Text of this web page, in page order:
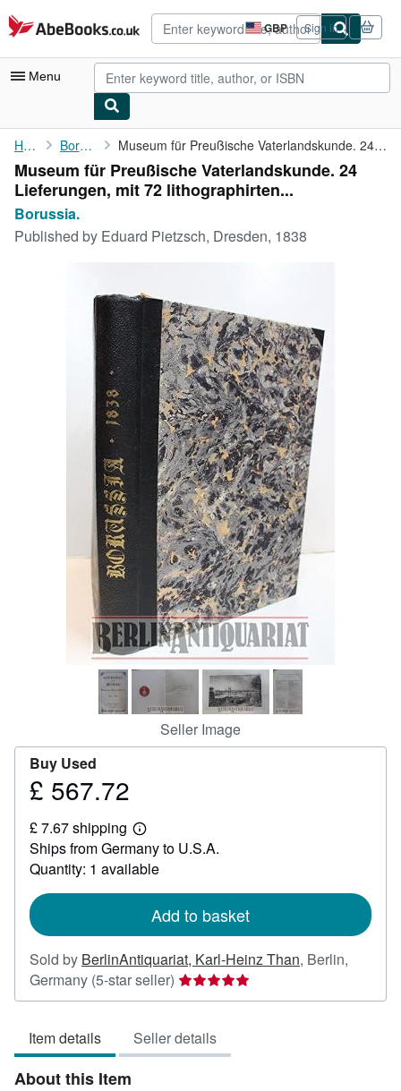
Skip to main content
AbeBooks.co.uk GBP
Site
shopping
preferences
Sign in
Menu
My Account
My Purchases
Advanced Search
Browse Collections
Art & Collectables
CLOSE
Home Borussia. Museum für Preußische Vaterlandskunde. 24 Lieferungen, mit 72 ...
Museum für Preußische Vaterlandskunde. 24
Lieferungen, mit 72 lithographirten...
Borussia.
Published by Eduard Pietzsch, Dresden, 1838
Seller Image
Buy Used
Price
567.72
£ 567.72
£ 7.67 shipping
Learn
more
about
shipping
Ships from Germany to U.S.A.
Quantity: 1 available
Add to basket
Sold by BerlinAntiquariat, Karl-Heinz Than, Berlin,
Germany (5-star seller) Seller
rating
out
of
Item details Seller details
About this Item